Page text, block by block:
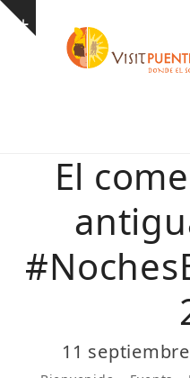
Skip
Show
El
11